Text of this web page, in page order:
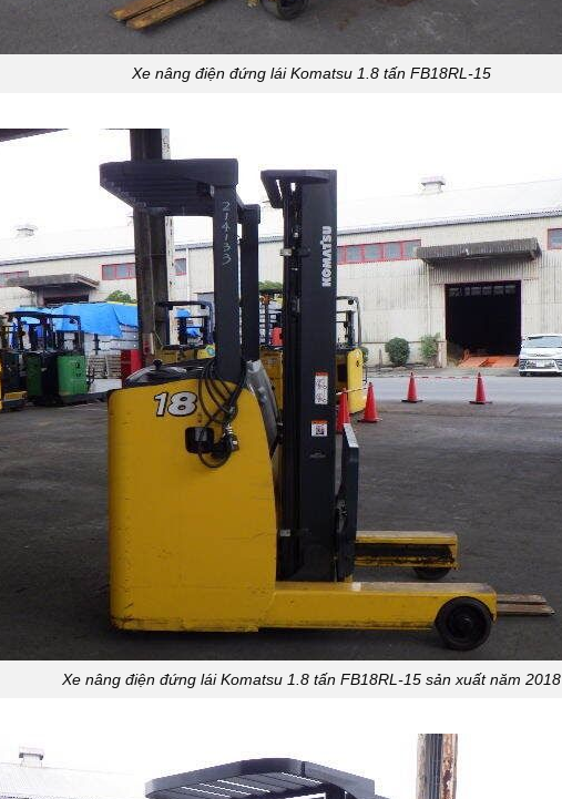
Xe nâng điện đứng lái Komatsu 1.8 tấn FB18RL-15
Xe nâng điện đứng lái Komatsu 1.8 tấn FB18RL-15 sản xuất năm 2018